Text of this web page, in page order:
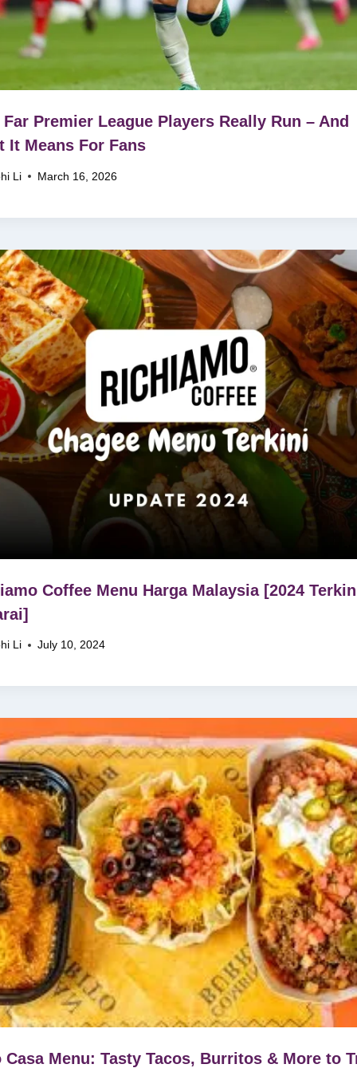
Premier League Players Really Run – And
It Means For Fans
Li March 16, 2026
Coffee Menu Harga Malaysia [2024
Li July 10, 2024
Casa Menu: Tasty Tacos, Burritos & More to